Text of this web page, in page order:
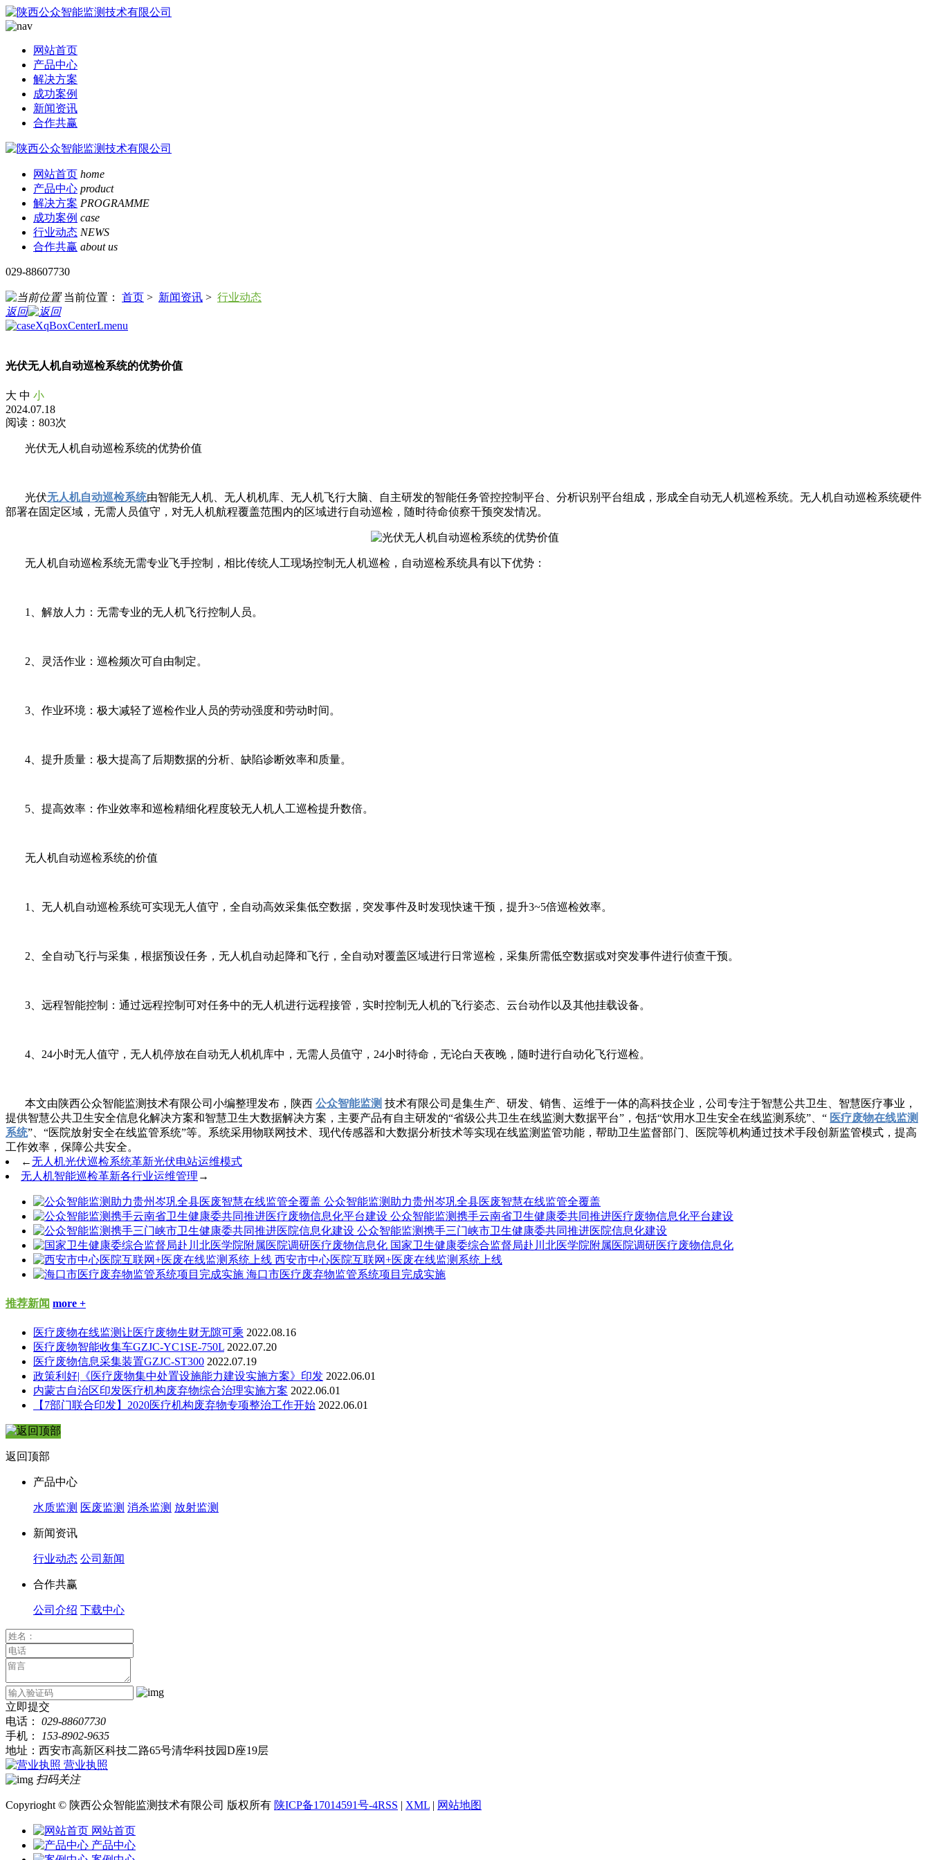
网站首页
产品中心
解决方案
成功案例
新闻资讯
合作共赢
网站首页 home
产品中心 product
解决方案 PROGRAMME
成功案例 case
行业动态 NEWS
合作共赢 about us
029-88607730
当前位置： 首页 > 新闻资讯 > 行业动态
返回
光伏无人机自动巡检系统的优势价值
大 中 小
2024.07.18
阅读：803次
光伏无人机自动巡检系统的优势价值
光伏无人机自动巡检系统由智能无人机、无人机机库、无人机飞行大脑、自主研发的智能任务管控控制平台、分析识别平台组成，形成全自动无人机巡检系统。无人机自动巡检系统硬件
部署在固定区域，无需人员值守，对无人机航程覆盖范围内的区域进行自动巡检，随时待命侦察干预突发情况。
无人机自动巡检系统无需专业飞手控制，相比传统人工现场控制无人机巡检，自动巡检系统具有以下优势：
1、解放人力：无需专业的无人机飞行控制人员。
2、灵活作业：巡检频次可自由制定。
3、作业环境：极大减轻了巡检作业人员的劳动强度和劳动时间。
4、提升质量：极大提高了后期数据的分析、缺陷诊断效率和质量。
5、提高效率：作业效率和巡检精细化程度较无人机人工巡检提升数倍。
无人机自动巡检系统的价值
1、无人机自动巡检系统可实现无人值守，全自动高效采集低空数据，突发事件及时发现快速干预，提升3~5倍巡检效率。
2、全自动飞行与采集，根据预设任务，无人机自动起降和飞行，全自动对覆盖区域进行日常巡检，采集所需低空数据或对突发事件进行侦查干预。
3、远程智能控制：通过远程控制可对任务中的无人机进行远程接管，实时控制无人机的飞行姿态、云台动作以及其他挂载设备。
4、24小时无人值守，无人机停放在自动无人机机库中，无需人员值守，24小时待命，无论白天夜晚，随时进行自动化飞行巡检。
本文由陕西公众智能监测技术有限公司小编整理发布，陕西 公众智能监测 技术有限公司是集生产、研发、销售、运维于一体的高科技企业，公司专注于智慧公共卫生、智慧医疗事业，
提供智慧公共卫生安全信息化解决方案和智慧卫生大数据解决方案，主要产品有自主研发的“省级公共卫生在线监测大数据平台”，包括“饮用水卫生安全在线监测系统”、“ 医疗废物在线监测
系统”、“医院放射安全在线监管系统”等。系统采用物联网技术、现代传感器和大数据分析技术等实现在线监测监管功能，帮助卫生监督部门、医院等机构通过技术手段创新监管模式，提高
工作效率，保障公共安全。
←无人机光伏巡检系统革新光伏电站运维模式
无人机智能巡检革新各行业运维管理 →
公众智能监测助力贵州岑巩全县医废智慧在线监管全覆盖
公众智能监测携手云南省卫生健康委共同推进医疗废物信息化平台建设
公众智能监测携手三门峡市卫生健康委共同推进医院信息化建设
国家卫生健康委综合监督局赴川北医学院附属医院调研医疗废物信息化
西安市中心医院互联网+医废在线监测系统上线
海口市医疗废弃物监管系统项目完成实施
推荐新闻 more +
医疗废物在线监测让医疗废物生财无隙可乘 2022.08.16
医疗废物智能收集车GZJC-YC1SE-750L 2022.07.20
医疗废物信息采集装置GZJC-ST300 2022.07.19
政策利好|《医疗废物集中处置设施能力建设实施方案》印发 2022.06.01
内蒙古自治区印发医疗机构废弃物综合治理实施方案 2022.06.01
【7部门联合印发】2020医疗机构废弃物专项整治工作开始 2022.06.01
返回顶部
产品中心
水质监测 医废监测 消杀监测 放射监测
新闻资讯
行业动态 公司新闻
合作共赢
公司介绍 下载中心
立即提交
电话： 029-88607730
手机：
153-8902-9635
地址：西安市高新区科技二路65号清华科技园D座19层
营业执照
扫码关注
Copyrioght © 陕西公众智能监测技术有限公司 版权所有 陕ICP备17014591号-4RSS | XML | 网站地图
网站首页
产品中心